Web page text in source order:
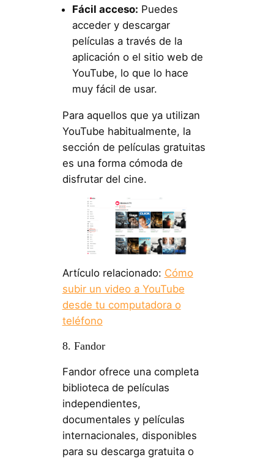
Fácil acceso: Puedes
acceder y descargar
películas a través de la
aplicación o el sitio web de
YouTube, lo que lo hace
muy fácil de usar.
Para aquellos que ya utilizan
YouTube habitualmente, la
sección de películas gratuitas
es una forma cómoda de
disfrutar del cine.
Artículo relacionado: Cómo
subir un video a YouTube
desde tu computadora o
teléfono
8. Fandor
Fandor ofrece una completa
biblioteca de películas
independientes,
documentales y películas
internacionales, disponibles
para su descarga gratuita o